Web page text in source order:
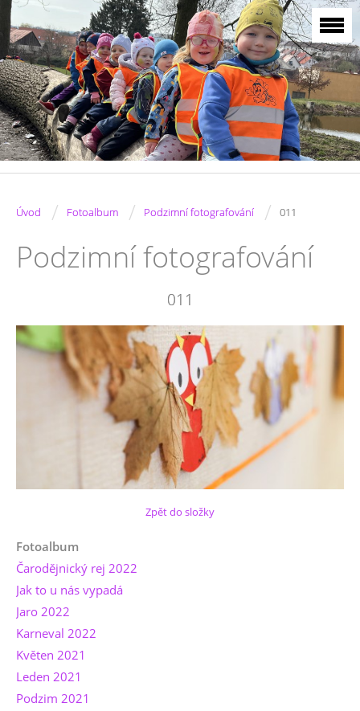
Úvod / Fotoalbum / Podzimní fotografování / 011
Podzimní fotografování
011
Zpět do složky
Fotoalbum
Čarodějnický rej 2022
Jak to u nás vypadá
Jaro 2022
Karneval 2022
Květen 2021
Leden 2021
Podzim 2021